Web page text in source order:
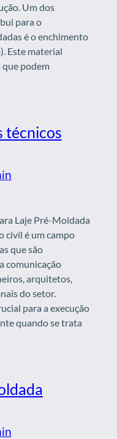
Um dos
para o
é o enchimento
Este material
que podem
técnicos
Laje Pré-Moldada
civil é um campo
que são
comunicação
arquitetos,
do setor.
para a execução
quando se trata